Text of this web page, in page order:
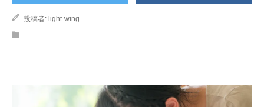
投稿者: light-wing